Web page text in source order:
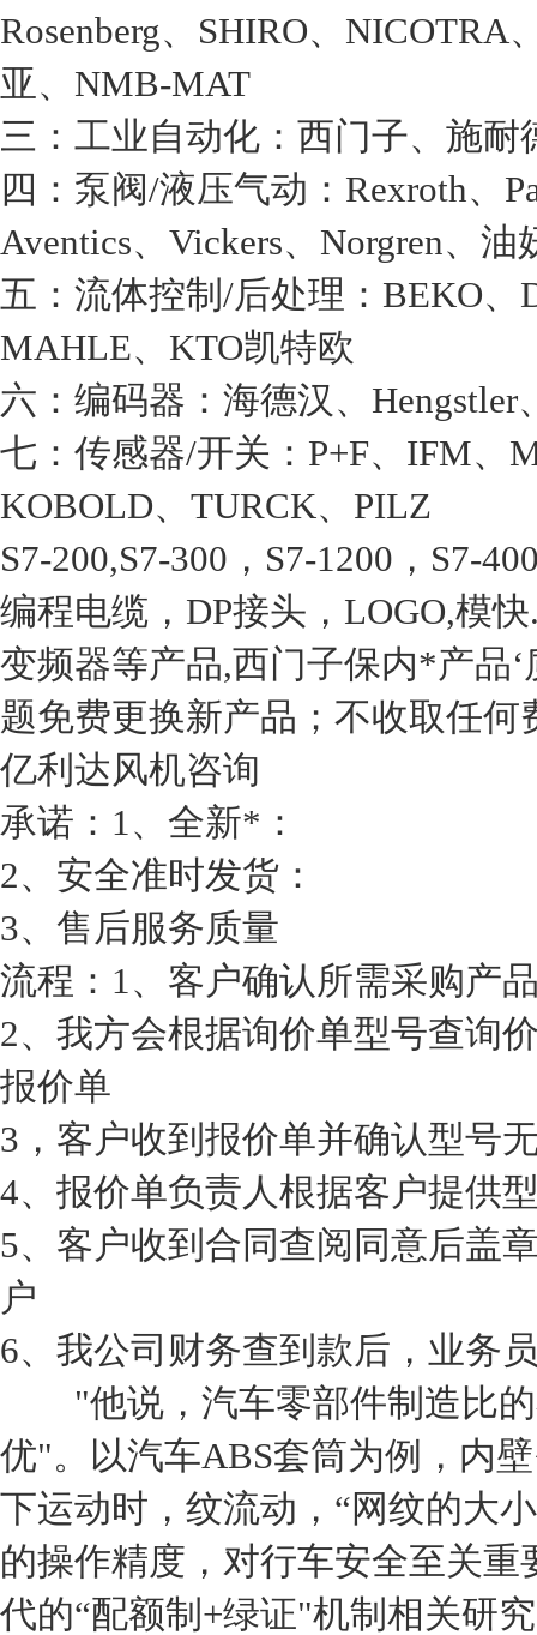
Rosenberg、SHIRO、
亚、NMB-MAT
三：工业自动化：西门子、施
四：泵阀/液压气动：Rexroth、
Aventics、Vickers、Norgren、油
五：流体控制/后处理：BEKO、
MAHLE、KTO凯特欧
六：编码器：海德汉、Hengstler
七：传感器/开关：P+F、IFM、
KOBOLD、TURCK、PILZ
S7-200,S7-300，S7-1200，S7-
编程电缆，DP接头，LOGO,模
变频器等产品,西门子保内*产品
题免费更换新产品；不收取任何
亿利达风机咨询
承诺：1、全新*：
2、安全准时发货：
3、售后服务质量
流程：1、客户确认所需采购产
2、我方会根据询价单型号查询
报价单
3，客户收到报价单并确认型号
4、报价单负责人根据客户提供
5、客户收到合同查阅同意后盖
户
6、我公司财务查到款后，业务
"他说，汽车零部件制造比的
优"。以汽车ABS套筒为例，内
下运动时，纹流动，“网纹的大
的操作精度，对行车安全至关
代的“配额制+绿证"机制相关研